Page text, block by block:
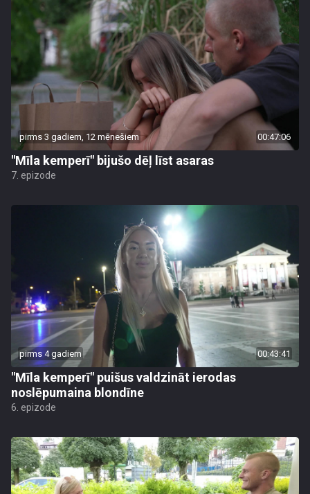
pirms 3 gadiem, 12 mēnešiem 00:47:06
"Mīla kemperī" bijušo dēļ līst asaras
7. epizode
pirms 4 gadiem 00:43:41
"Mīla kemperī" puišus valdzināt ierodas
noslēpumaina blondīne
6. epizode